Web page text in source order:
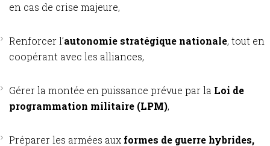
en cas de crise majeure,
Renforcer l’autonomie stratégique nationale, tout en
coopérant avec les alliances,
Gérer la montée en puissance prévue par la Loi de
programmation militaire (LPM),
Préparer les armées aux formes de guerre hybrides,